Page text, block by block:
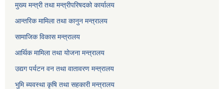
मुख्य मन्त्री तथा मन्त्रीपरिषदको कार्यालय
आन्तरिक मामिला तथा कानुन मन्त्रालय
सामाजिक विकास मन्त्रालय
आर्थिक मामिला तथा योजना मन्त्रालय
उद्यग पर्यटन वन तथा वातावरण मन्त्रालय
भुमि ब्यवस्था कृषि तथा सहकारी मन्त्रालय